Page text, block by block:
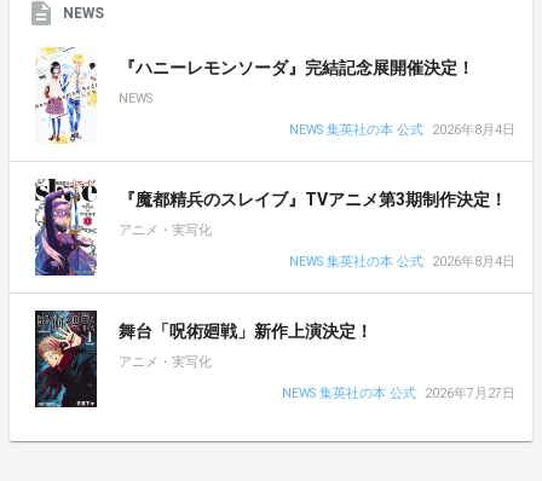
NEWS
『ハニーレモンソーダ』完結記念展開催決定！
NEWS
NEWS 集英社の本 公式
2026年8月4日
『魔都精兵のスレイブ』TVアニメ第3期制作決定！
アニメ・実写化
NEWS 集英社の本 公式
2026年8月4日
舞台「呪術廻戦」新作上演決定！
アニメ・実写化
NEWS 集英社の本 公式
2026年7月27日